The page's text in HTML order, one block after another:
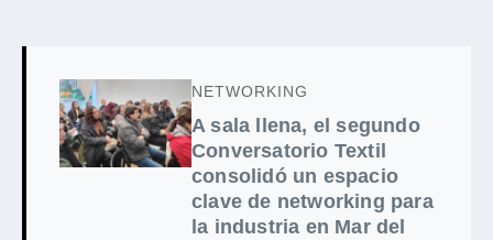
NETWORKING
A sala llena, el segundo
Conversatorio Textil
consolidó un espacio
clave de networking para
la industria en Mar del